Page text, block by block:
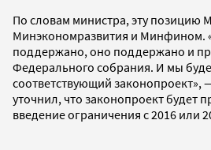
По словам министра, эту позицию
Минэкономразвития и Минфином.
поддержано, оно поддержано и
Федерального собрания. И мы
соответствующий
уточнил, что законопроект будет
введение ограничения с 2016 или